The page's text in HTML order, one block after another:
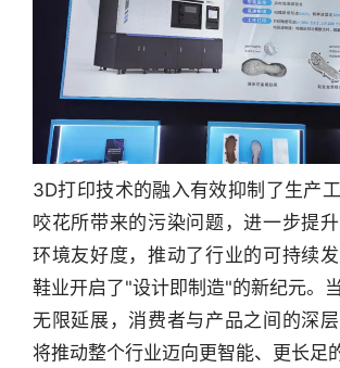
3D打印技术的融入有效抑制了生产
咬花所带来的污染问题，进一步提
环境友好度，推动了行业的可持续
鞋业开启了"设计即制造"的新纪元。
无限延展，消费者与产品之间的深
将推动整个行业迈向更智能、更长足